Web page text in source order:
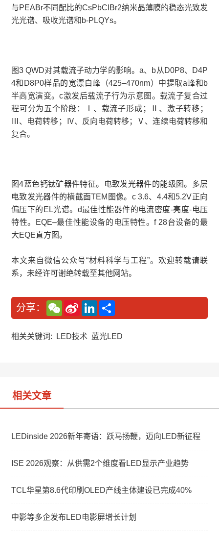
与PEABr不同配比的CsPbClBr2纳米晶薄膜的稳态光致发
光光谱、吸收光谱和b-PLQYs。
图3 QWD对其载流子动力学的影响。a、b从D0P8、D4P
4和D8P0样品的宽漂白峰（425–470nm）中提取a峰和b
半高宽演变。c激发后载流子行为示意图。载流子复合过
程可分为五个阶段：Ⅰ、载流子形成；Ⅱ、激子转移；
Ⅲ、电荷转移；Ⅳ、反向电荷转移；Ⅴ、连续电荷转移和
复合。
图4蓝色钙钛矿器件特征。电致发光器件的能级图。多层
电致发光器件的横截面TEM图像。c 3.6、4.4和5.2V正向
偏压下的EL光谱。d最佳性能器件的电流密度-亮度-电压
特性。EQE–最佳性能设备的电压特性。f 28台设备的最
大EQE直方图。
本文来自微信公众号“材料科学与工程”。欢迎转载请联
系，未经许可谢绝转载至其他网站。
分享：
W
e
C
a
S
n
W
L
n
e
相关关键词: LED技术 蓝光LED
相关文章
LEDinside 2026新年寄语：跃马扬鞭，迈向LED新征程
ISE 2026观察：从供需2个维度看LED显示产业趋势
TCL华星第8.6代印刷OLED产线主体建设已完成40%
中影等多企发布LED电影屏增长计划